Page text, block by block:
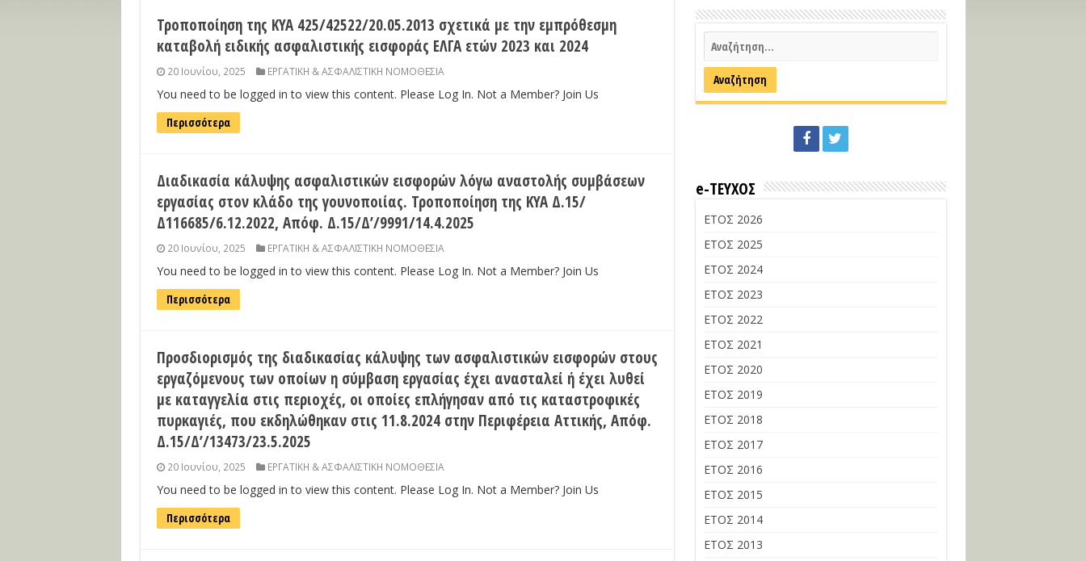
Τροποποίηση της ΚΥΑ 425/42522/20.05.2013 σχετικά με την εμπρόθεσμη
καταβολή ειδικής ασφαλιστικής εισφοράς ΕΛΓΑ ετών 2023 και 2024
20 Ιουνίου, 2025 ΕΡΓΑΤΙΚΗ & ΑΣΦΑΛΙΣΤΙΚΗ ΝΟΜΟΘΕΣΙΑ
You need to be logged in to view this content. Please Log In. Not a Member? Join Us
Περισσότερα
Διαδικασία κάλυψης ασφαλιστικών εισφορών λόγω αναστολής συμβάσεων
εργασίας στον κλάδο της γουνοποιίας. Τροποποίηση της ΚΥΑ Δ.15/
Δ116685/6.12.2022, Απόφ. Δ.15/Δ’/9991/14.4.2025
20 Ιουνίου, 2025 ΕΡΓΑΤΙΚΗ & ΑΣΦΑΛΙΣΤΙΚΗ ΝΟΜΟΘΕΣΙΑ
You need to be logged in to view this content. Please Log In. Not a Member? Join Us
Περισσότερα
Προσδιορισμός της διαδικασίας κάλυψης των ασφαλιστικών εισφορών στους
εργαζόμενους των οποίων η σύμβαση εργασίας έχει ανασταλεί ή έχει λυθεί
με καταγγελία στις περιοχές, οι οποίες επλήγησαν από τις καταστροφικές
πυρκαγιές, που εκδηλώθηκαν στις 11.8.2024 στην Περιφέρεια Αττικής, Απόφ.
Δ.15/Δ’/13473/23.5.2025
20 Ιουνίου, 2025 ΕΡΓΑΤΙΚΗ & ΑΣΦΑΛΙΣΤΙΚΗ ΝΟΜΟΘΕΣΙΑ
You need to be logged in to view this content. Please Log In. Not a Member? Join Us
Περισσότερα
e-ΤΕΥΧΟΣ
ΕΤΟΣ 2026
ΕΤΟΣ 2025
ΕΤΟΣ 2024
ΕΤΟΣ 2023
ΕΤΟΣ 2022
ΕΤΟΣ 2021
ΕΤΟΣ 2020
ΕΤΟΣ 2019
ΕΤΟΣ 2018
ΕΤΟΣ 2017
ΕΤΟΣ 2016
ΕΤΟΣ 2015
ΕΤΟΣ 2014
ΕΤΟΣ 2013